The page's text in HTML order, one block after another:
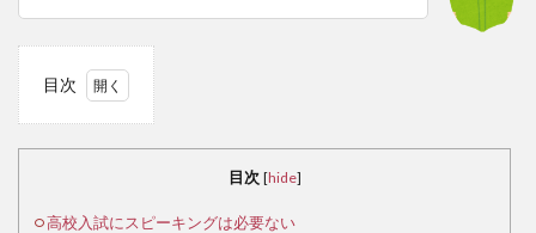
目次
スピ
目次 [hide]
高校入試にスピーキングは必要ない